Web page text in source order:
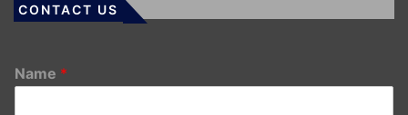
CONTACT US
Name *